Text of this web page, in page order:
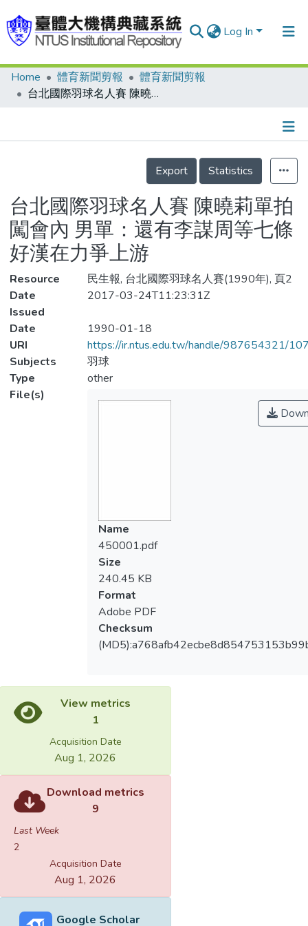
Log In
Communities & Collections
Statistics
Home 體育新聞剪報
體育新聞剪報
台北國際羽球名人賽 陳曉莉單拍闖會內 男單：還有李謀周等七條好漢在力爭上游
Details
Export
Statistics
台北國際羽球名人賽 陳曉莉單拍
闖會內 男單：還有李謀周等七條
好漢在力爭上游
Resource
民生報, 台北國際羽球名人賽(1990年), 頁2
Date
Issued
2017-03-24T11:23:31Z
Date
1990-01-18
URI
https://ir.ntus.edu.tw/handle/987654321/
Subjects
羽球
Type
other
File(s)
Name
450001.pdf
Size
240.45 KB
Format
Adobe PDF
Checksum
View metrics
1
Acquisition Date
Aug 1, 2026
Download metrics
9
Last Week
2
Acquisition Date
Aug 1, 2026
Google Scholar